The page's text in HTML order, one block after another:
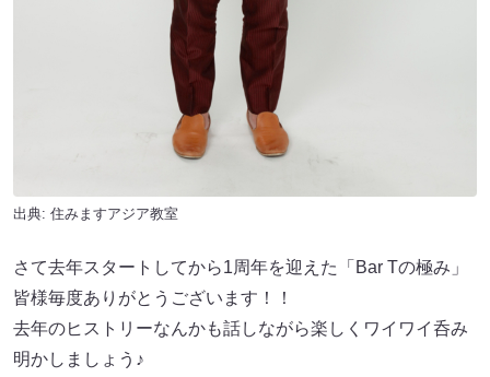
出典: 住みますアジア教室
さて去年スタートしてから1周年を迎えた「Bar Tの極み」
皆様毎度ありがとうございます！！
去年のヒストリーなんかも話しながら楽しくワイワイ呑み
明かしましょう♪